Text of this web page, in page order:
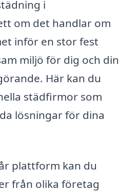
i
om det handlar om
inför en stor fest
miljö för dig och din
Här kan du
städfirmor som
lösningar för dina
plattform kan du
från olika företag